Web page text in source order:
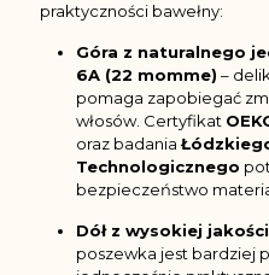
praktyczności bawełny:
Góra z naturalnego
6A (22 momme) –
pomaga zapobiegać
włosów. Certyfikat
oraz badania
Technologicznego
bezpieczeństwo
Dół z wysokiej
poszewka jest bardziej